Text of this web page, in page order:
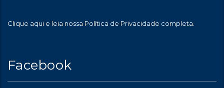
Clique aqui e leia nossa Política de Privacidade completa.
Facebook